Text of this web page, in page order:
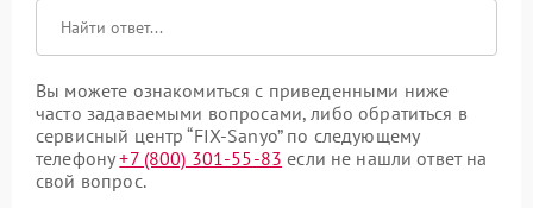
Вы можете ознакомиться с приведенными ниже
часто задаваемыми вопросами, либо обратиться в
сервисный центр “FIX-Sanyo” по следующему
телефону+7 (800) 301-55-83 если не нашли ответ на
свой вопрос.